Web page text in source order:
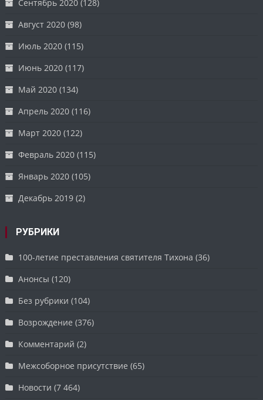
Сентябрь 2020 (128)
Август 2020 (98)
Июль 2020 (115)
Июнь 2020 (117)
Май 2020 (134)
Апрель 2020 (116)
Март 2020 (122)
Февраль 2020 (115)
Январь 2020 (105)
Декабрь 2019 (2)
РУБРИКИ
100-летие преставления святителя Тихона (36)
Анонсы (120)
Без рубрики (104)
Возрождение (376)
Комментарий (2)
Межсоборное присутствие (65)
Новости (7 464)